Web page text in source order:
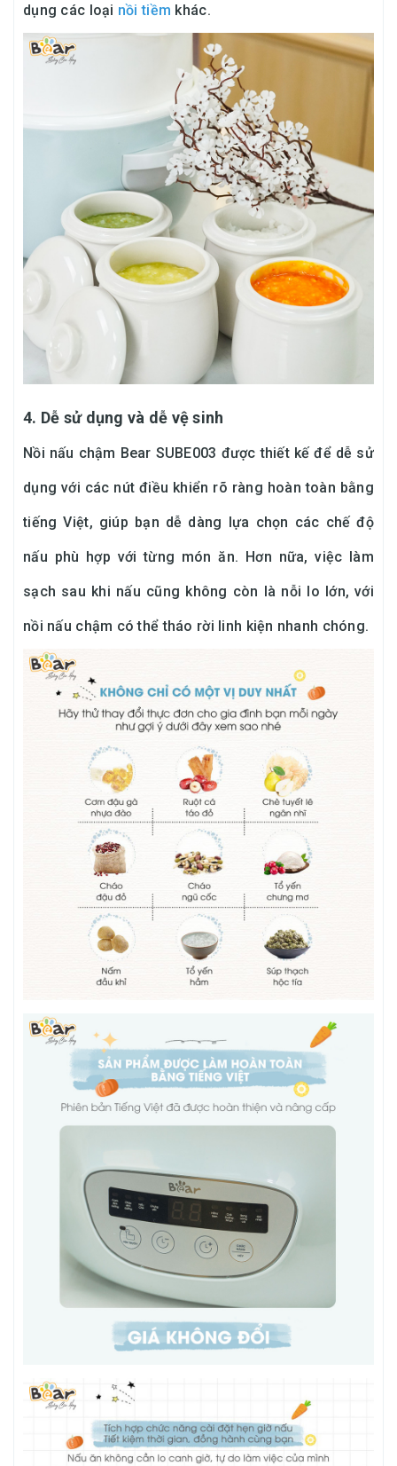
dụng các loại nồi tiềm khác.
4. Dễ sử dụng và dễ vệ sinh
Nồi nấu chậm Bear SUBE003 được thiết kế để dễ sử
dụng với các nút điều khiển rõ ràng hoàn toàn bằng
tiếng Việt, giúp bạn dễ dàng lựa chọn các chế độ
nấu phù hợp với từng món ăn. Hơn nữa, việc làm
sạch sau khi nấu cũng không còn là nỗi lo lớn, với
nồi nấu chậm có thể tháo rời linh kiện nhanh chóng.